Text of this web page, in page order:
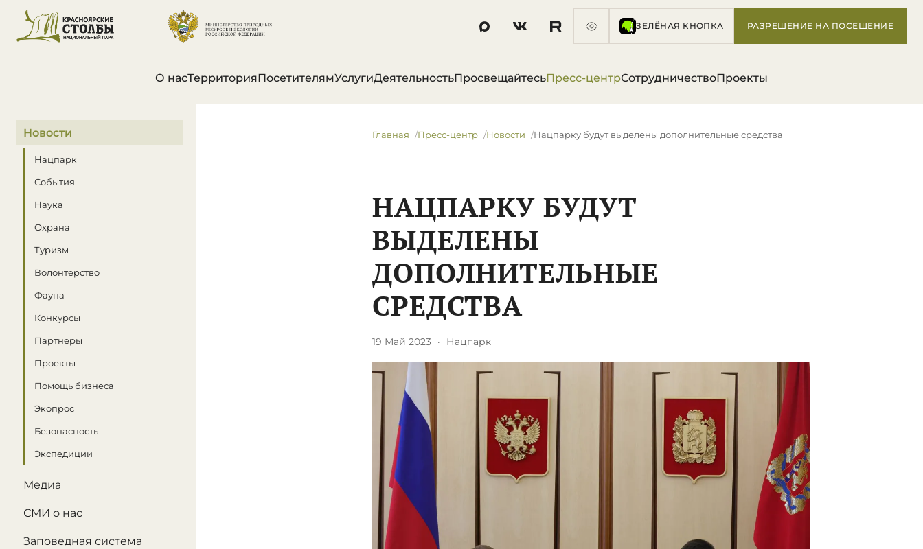
ЗЕЛЁНАЯ КНОПКА РАЗРЕШЕНИЕ НА ПОСЕЩЕНИЕ
О насТерриторияПосетителямУслугиДеятельностьПросвещайтесьПресс-центрСотрудничествоПроекты
В этом разделе
Новости
Нацпарк
События
Наука
Охрана
Туризм
Волонтерство
Фауна
Конкурсы
Партнеры
Проекты
Помощь бизнеса
Экопрос
Безопасность
Экспедиции
Медиа
СМИ о нас
Заповедная система
Главная Пресс-центр Новости Нацпарку будут выделены дополнительные средства
НАЦПАРКУ БУДУТ
ВЫДЕЛЕНЫ
ДОПОЛНИТЕЛЬНЫЕ
СРЕДСТВА
19 Май 2023 · Нацпарк